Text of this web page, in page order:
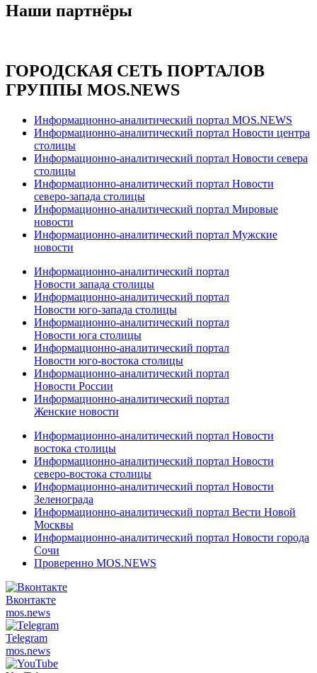
Наши партнёры
ГОРОДСКАЯ СЕТЬ ПОРТАЛОВ
ГРУППЫ MOS.NEWS
Информационно-аналитический портал MOS.NEWS
Информационно-аналитический портал Новости центра
столицы
Информационно-аналитический портал Новости севера
столицы
Информационно-аналитический портал Новости
северо-запада столицы
Информационно-аналитический портал Мировые
новости
Информационно-аналитический портал Мужские
новости
Информационно-аналитический портал
Новости запада столицы
Информационно-аналитический портал
Новости юго-запада столицы
Информационно-аналитический портал
Новости юга столицы
Информационно-аналитический портал
Новости юго-востока столицы
Информационно-аналитический портал
Новости России
Информационно-аналитический портал
Женские новости
Информационно-аналитический портал Новости
востока столицы
Информационно-аналитический портал Новости
северо-востока столицы
Информационно-аналитический портал Новости
Зеленограда
Информационно-аналитический портал Вести Новой
Москвы
Информационно-аналитический портал Новости города
Сочи
Проверенно MOS.NEWS
Вконтакте
mos.news
Telegram
mos.news